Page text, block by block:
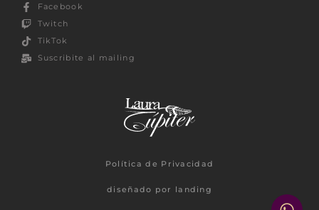
Facebook
Twitch
TikTok
Suscribite al mailing
Política de Privacidad
diseñado por landing